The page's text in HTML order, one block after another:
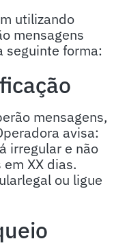
utilizando
mensagens
seguinte forma:
mensagens,
avisa:
irregular e não
XX dias.
ou ligue